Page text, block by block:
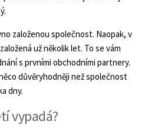
založenou společnost. Naopak, v
už několik let. To se vám
s prvními obchodními partnery.
důvěryhodněji než společnost
dny.
vypadá?